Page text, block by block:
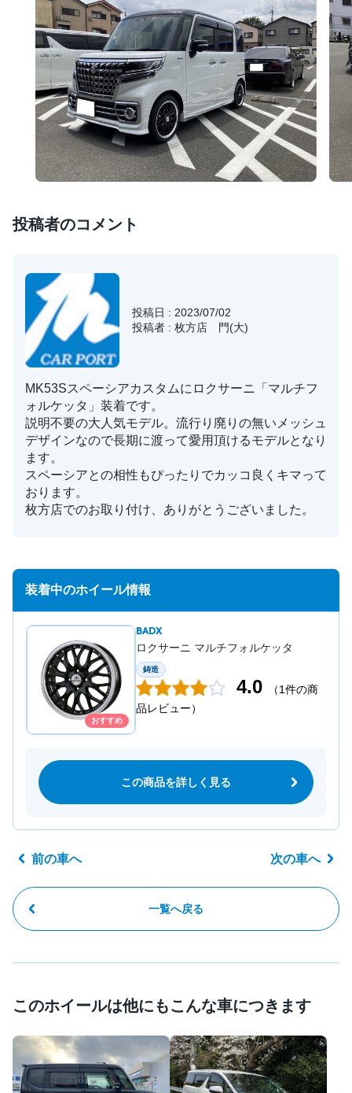
投稿者のコメント
投稿日 : 2023/07/02
投稿者 : 枚方店 門(大)
MK53Sスペーシアカスタムにロクサーニ「マルチフ
ォルケッタ」装着です。
説明不要の大人気モデル。流行り廃りの無いメッシュ
デザインなので長期に渡って愛用頂けるモデルとなり
ます。
スペーシアとの相性もぴったりでカッコ良くキマって
おります。
枚方店でのお取り付け、ありがとうございました。
装着中のホイール情報
おすすめ
BADX
ロクサーニ マルチフォルケッタ
鋳造
4.0
（1件の商
品レビュー）
この商品を詳しく見る
前の車へ
一覧へ戻る
次の車へ
このホイールは他にもこんな車につきます